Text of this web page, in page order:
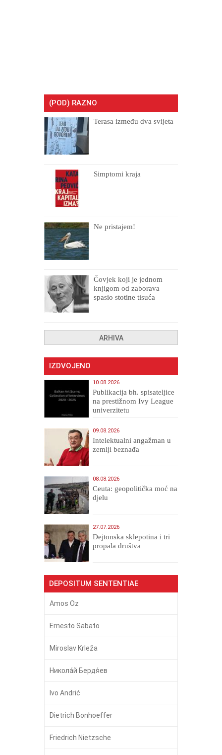
(POD) RAZNO
Terasa između dva svijeta
Simptomi kraja
Ne pristajem!
Čovjek koji je jednom
knjigom od zaborava
spasio stotine tisuća
ARHIVA
IZDVOJENO
10.08.2026
Publikacija bh. spisateljice
na prestižnom Ivy League
univerzitetu
09.08.2026
Intelektualni angažman u
zemlji beznađa
08.08.2026
Ceuta: geopolitička moć na
djelu
27.07.2026
Dejtonska sklepotina i tri
propala društva
DEPOSITUM SENTENTIAE
Amos Oz
Ernesto Sabato
Miroslav Krleža
Никола́й Бердя́ев
Ivo Andrić
Dietrich Bonhoeffer
Friedrich Nietzsche